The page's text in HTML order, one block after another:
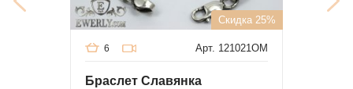
Скидка 25%
Арт. 121021OM
6
Браслет Славянка